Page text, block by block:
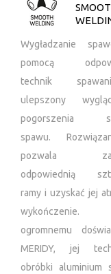
Wygładzanie
pomocą
technik
ulepszony
pogorszenia
spawu.
pozwala
odpowiednią
ramy i uzyskać jej
wykończenie.
ogromnemu
MERIDY, jej
obróbki aluminium